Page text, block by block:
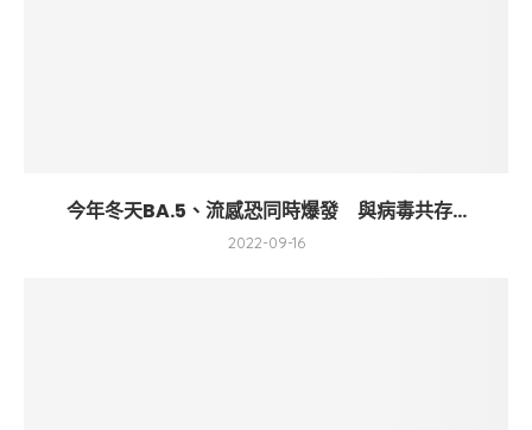
今年冬天BA.5、流感恐同時爆發 與病毒共存...
2022-09-16